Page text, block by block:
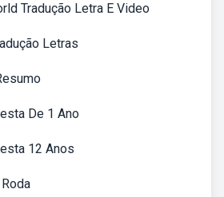
Tradução Letra E Video
Letras
De 1 Ano
12 Anos